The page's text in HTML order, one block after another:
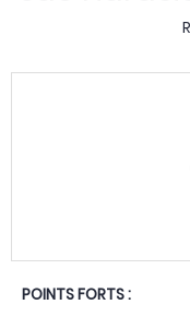
POINTS FORTS :